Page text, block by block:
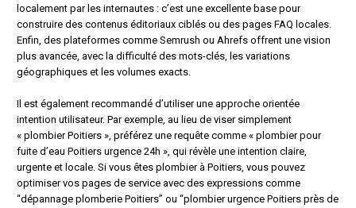
localement par les internautes : c’est une excellente base pour
construire des contenus éditoriaux ciblés ou des pages FAQ locales.
Enfin, des plateformes comme Semrush ou Ahrefs offrent une vision
plus avancée, avec la difficulté des mots-clés, les variations
géographiques et les volumes exacts.
Il est également recommandé d’utiliser une approche orientée
intention utilisateur. Par exemple, au lieu de viser simplement
« plombier Poitiers », préférez une requête comme « plombier pour
fuite d’eau Poitiers urgence 24h », qui révèle une intention claire,
urgente et locale. Si vous êtes plombier à Poitiers, vous pouvez
optimiser vos pages de service avec des expressions comme
“dépannage plomberie Poitiers” ou “plombier urgence Poitiers près de